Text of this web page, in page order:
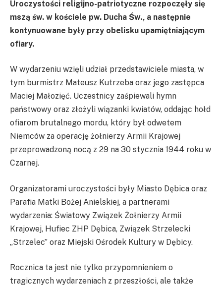
Uroczystości religijno-patriotyczne rozpoczęły się
mszą św. w kościele pw. Ducha Św., a następnie
kontynuowane były przy obelisku upamiętniającym
ofiary.
W wydarzeniu wzięli udział przedstawiciele miasta, w
tym burmistrz Mateusz Kutrzeba oraz jego zastępca
Maciej Małozięć. Uczestnicy zaśpiewali hymn
państwowy oraz złożyli wiązanki kwiatów, oddając hołd
ofiarom brutalnego mordu, który był odwetem
Niemców za operację żołnierzy Armii Krajowej
przeprowadzoną nocą z 29 na 30 stycznia 1944 roku w
Czarnej.
Organizatorami uroczystości były Miasto Dębica oraz
Parafia Matki Bożej Anielskiej, a partnerami
wydarzenia: Światowy Związek Żołnierzy Armii
Krajowej, Hufiec ZHP Dębica, Związek Strzelecki
„Strzelec” oraz Miejski Ośrodek Kultury w Dębicy.
Rocznica ta jest nie tylko przypomnieniem o
tragicznych wydarzeniach z przeszłości, ale także